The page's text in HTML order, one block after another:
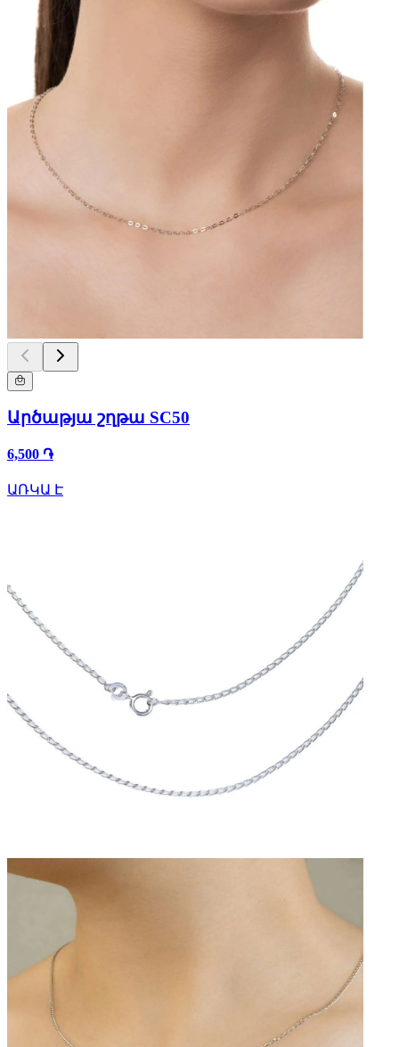
Արծաթյա շղթա SC50
6,500 ֏
ԱՌԿԱ Է